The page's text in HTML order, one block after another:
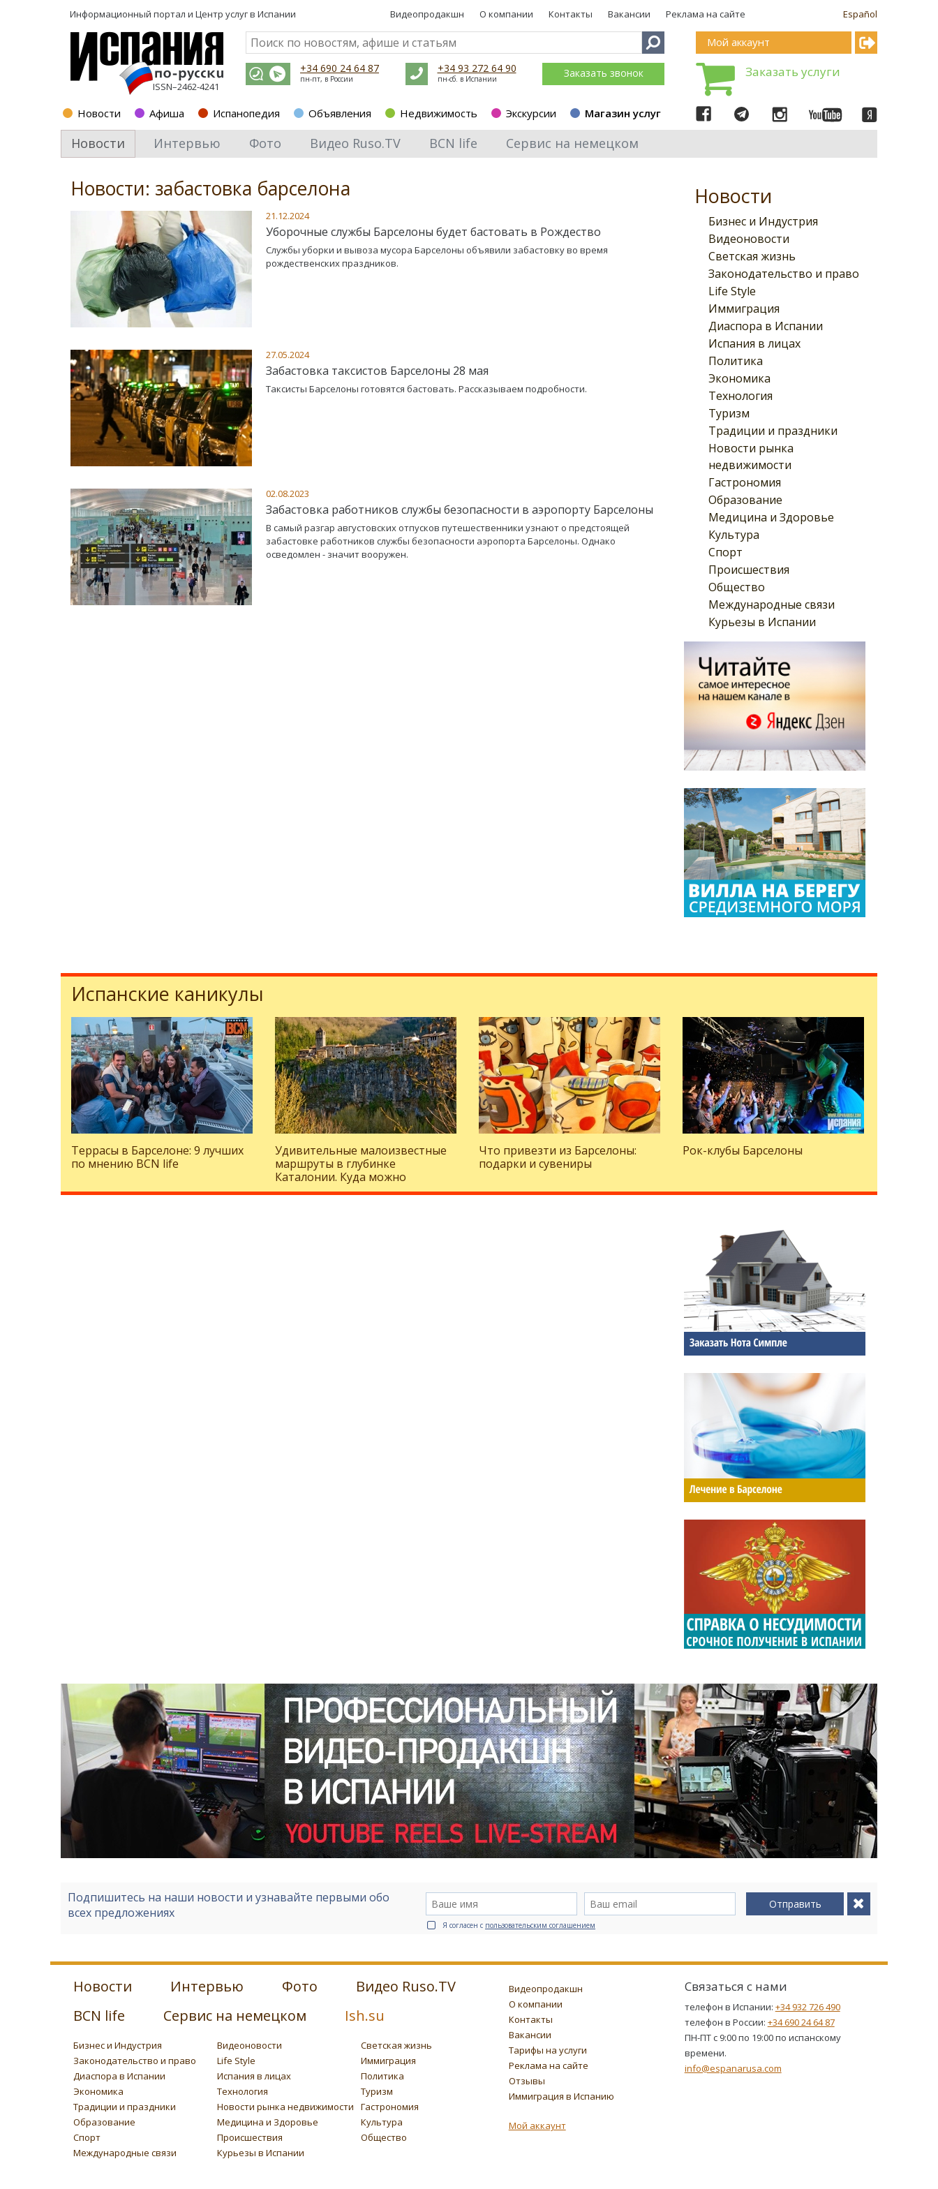
Информационный портал и Центр услуг в Испании Español
Видеопродакшн О компании Контакты Вакансии Реклама на сайте
ISSN–2462-4241
+34 690 24 64 87
пн-пт, в России
+34 93 272 64 90
пн-сб. в Испании Заказать звонок
Новости Афиша Испанопедия Объявления Недвижимость Экскурсии Магазин услуг
Мой аккаунт
Заказать услуги
Новости Интервью Фото Видео Ruso.TV BCN life Сервис на немецком
Новости
Бизнес и Индустрия
Видеоновости
Светская жизнь
Законодательство и право
Life Style
Иммиграция
Диаспора в Испании
Испания в лицах
Политика
Экономика
Технология
Туризм
Традиции и праздники
Новости рынка
недвижимости
Гастрономия
Образование
Медицина и Здоровье
Культура
Спорт
Происшествия
Общество
Международные связи
Курьезы в Испании
Новости: забастовка барселона
21.12.2024
Уборочные службы Барселоны будет бастовать в Рождество
Службы уборки и вывоза мусора Барселоны объявили забастовку во время
рождественских праздников.
27.05.2024
Забастовка таксистов Барселоны 28 мая
Таксисты Барселоны готовятся бастовать. Рассказываем подробности.
02.08.2023
Забастовка работников службы безопасности в аэропорту Барселоны
В самый разгар августовских отпусков путешественники узнают о предстоящей
забастовке работников службы безопасности аэропорта Барселоны. Однако
осведомлен - значит вооружен.
Испанские каникулы
Террасы в Барселоне: 9 лучших
по мнению BCN life
Удивительные малоизвестные
маршруты в глубинке
Каталонии. Куда можно
поехать, отдыхая на Коста-
Что привезти из Барселоны:
подарки и сувениры
Рок-клубы Барселоны
Подпишитесь на наши новости и узнавайте первыми обо
всех предложениях
Отправить
Я согласен с пользовательским соглашением
Новости Интервью Фото
Видео Ruso.TV
BCN life
Сервис на немецком Ish.su
Бизнес и Индустрия Видеоновости
Светская жизнь
Законодательство и право
Life Style
Иммиграция
Диаспора в Испании
Испания в лицах
Политика
Экономика
Технология
Туризм
Традиции и праздники
Новости рынка недвижимости
Гастрономия
Образование
Медицина и Здоровье
Культура
Спорт
Происшествия
Общество
Международные связи
Курьезы в Испании
Видеопродакшн
О компании
Контакты
Вакансии
Тарифы на услуги
Реклама на сайте
Отзывы
Иммиграция в Испанию
Мой аккаунт
Связаться с нами
телефон в Испании: +34 932 726 490
телефон в России: +34 690 24 64 87
ПН-ПТ с 9:00 по 19:00 по испанскому
времени.
info@espanarusa.com